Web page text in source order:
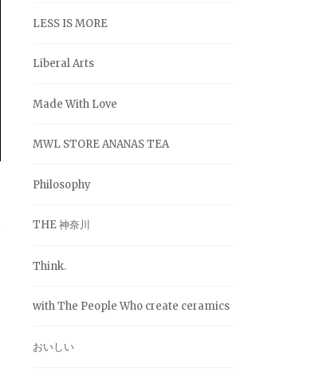
LESS IS MORE
Liberal Arts
Made With Love
MWL STORE ANANAS TEA
Philosophy
THE 神奈川
Think.
with The People Who create ceramics
おいしい